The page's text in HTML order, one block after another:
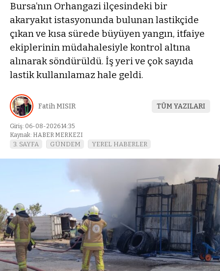
Bursa’nın Orhangazi ilçesindeki bir
akaryakıt istasyonunda bulunan lastikçide
çıkan ve kısa sürede büyüyen yangın, itfaiye
ekiplerinin müdahalesiyle kontrol altına
alınarak söndürüldü. İş yeri ve çok sayıda
lastik kullanılamaz hale geldi.
Fatih MISIR TÜM YAZILARI
Giriş: 06-08-2026 14:35
Kaynak: HABER MERKEZI
3. SAYFA GÜNDEM YEREL HABERLER